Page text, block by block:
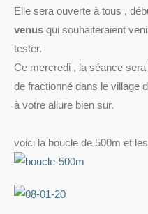
Elle sera ouverte à tous ,
venus qui souhaiteraient
tester.
Ce mercredi , la séance
de fractionné dans le village
à votre allure bien sur.
voici la boucle de 500m et